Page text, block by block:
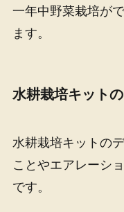
一年中野菜栽培が
ます。
水耕栽培キット
水耕栽培キットの
ことやエアレーシ
です。